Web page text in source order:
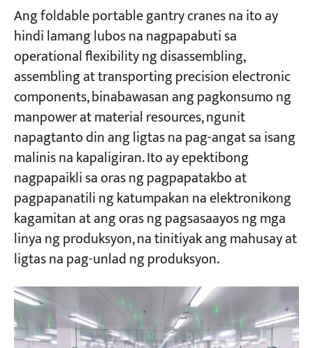
Ang foldable portable gantry cranes na ito ay
hindi lamang lubos na nagpapabuti sa
operational flexibility ng disassembling,
assembling at transporting precision electronic
components, binabawasan ang pagkonsumo ng
manpower at material resources, ngunit
napagtanto din ang ligtas na pag-angat sa isang
malinis na kapaligiran. Ito ay epektibong
nagpapaikli sa oras ng pagpapatakbo at
pagpapanatili ng katumpakan na elektronikong
kagamitan at ang oras ng pagsasaayos ng mga
linya ng produksyon, na tinitiyak ang mahusay at
ligtas na pag-unlad ng produksyon.